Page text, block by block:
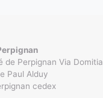
de Perpignan Via Domitia
Paul Alduy
cedex